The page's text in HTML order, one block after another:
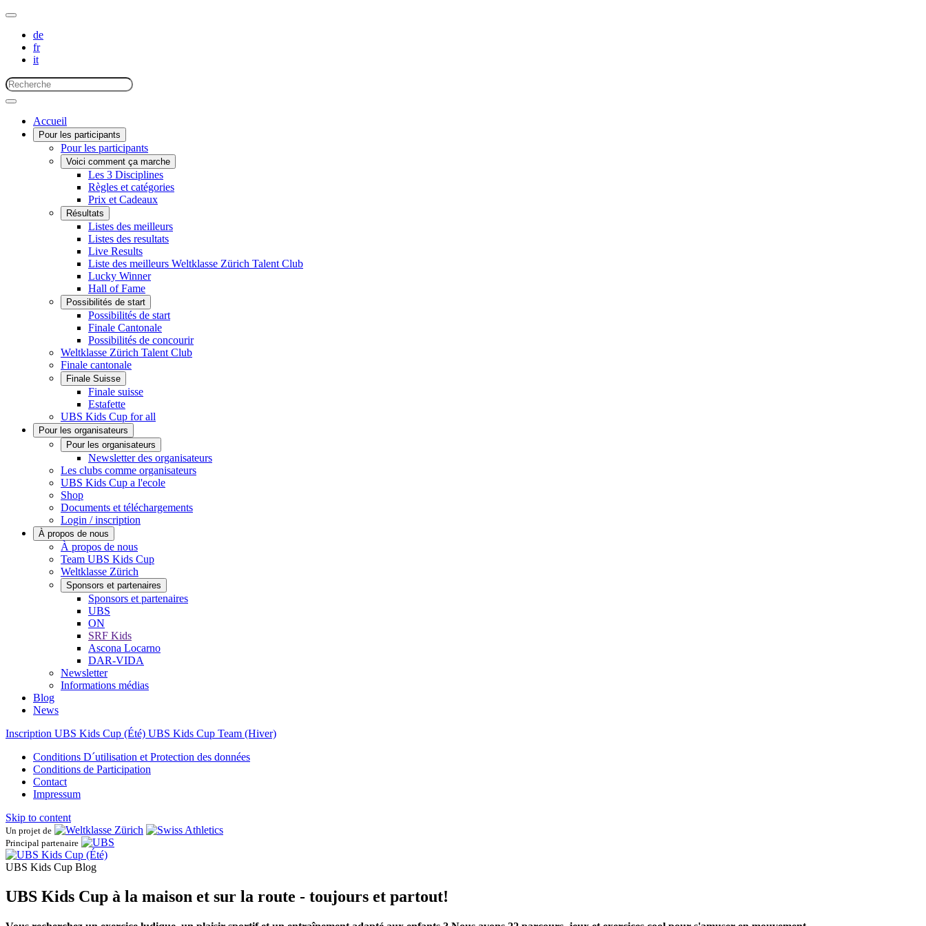
de
fr
it
Accueil
Pour les participants
Pour les participants
Voici comment ça marche
Les 3 Disciplines
Règles et catégories
Prix et Cadeaux
Résultats
Listes des meilleurs
Listes des resultats
Live Results
Liste des meilleurs Weltklasse Zürich Talent Club
Lucky Winner
Hall of Fame
Possibilités de start
Possibilités de start
Finale Cantonale
Possibilités de concourir
Weltklasse Zürich Talent Club
Finale cantonale
Finale Suisse
Finale suisse
Estafette
UBS Kids Cup for all
Pour les organisateurs
Pour les organisateurs
Newsletter des organisateurs
Les clubs comme organisateurs
UBS Kids Cup a l'ecole
Shop
Documents et téléchargements
Login / inscription
À propos de nous
À propos de nous
Team UBS Kids Cup
Weltklasse Zürich
Sponsors et partenaires
Sponsors et partenaires
UBS
ON
SRF Kids
Ascona ​Locarno
DAR-VIDA
Newsletter
Informations médias
Blog
News
Inscription UBS Kids Cup (Été) UBS Kids Cup Team (Hiver)
Conditions D´utilisation et Protection des données
Conditions de Participation
Contact
Impressum
Skip to content
Un projet de
Principal partenaire
UBS Kids Cup Blog
UBS Kids Cup à la maison et sur la route - toujours et partout!